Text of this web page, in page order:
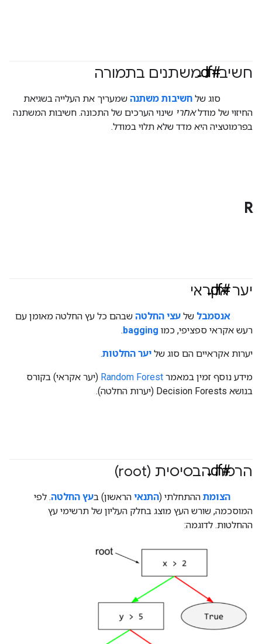
חשיבות משתנים בתמורה
#df #Metric
סוג שלחשיבות משתנה שמעריך את העלייה בשגיאת
החיזוי של מודלאחרי שינוי הערכים של התכונה. חשיבות המשתנה
בפרמוטציה היא מדד שלא תלוי במודל.
R
יער אקראי
#df
אנסמבל שלעצי החלטה שבהם כל עץ החלטה מאומן עם
רעש אקראי ספציפי, כמו bagging
.
יערות אקראיים הם סוג של יער החלטות.
מידע נוסף זמין במאמר Random Forest (יער אקראי) בקורס
בנושא Decision Forests (יערות החלטה).
הרמה הבסיסית (root)
#df
הצומת ההתחלתי (התנאי הראשון) בעץ החלטה. לפי
המוסכמה, שורש העץ מוצג בחלק העליון של תרשימי עץ
ההחלטות. לדוגמה: